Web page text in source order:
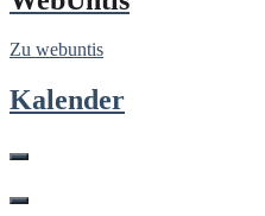
Zu webuntis
Kalender